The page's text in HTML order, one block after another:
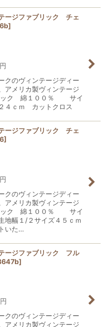
ージファブリック チェ
]
円
クのヴィンテージディー
アメリカ製ヴィンテージ
ック 綿１００％ サイ
４ｃｍ カットクロス
ージファブリック チェ
]
円
クのヴィンテージディー
アメリカ製ヴィンテージ
ック 綿１００％ サイ
幅１/２サイズ４５ｃｍ
いた…
ージファブリック フル
]
円
クのヴィンテージディー
アメリカ製ヴィンテージ